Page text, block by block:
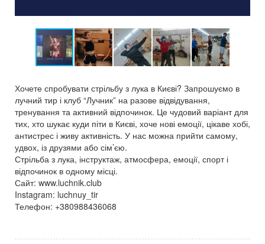
Хочете спробувати стрільбу з лука в Києві? Запрошуємо в
лучний тир і клуб “Лучник” на разове відвідування,
тренування та активний відпочинок. Це чудовий варіант для
тих, хто шукає куди піти в Києві, хоче нові емоції, цікаве хобі,
антистрес і живу активність. У нас можна прийти самому,
удвох, із друзями або сім’єю.
Стрільба з лука, інструктаж, атмосфера, емоції, спорт і
відпочинок в одному місці.
Сайт: www.luchnik.club
Instagram: luchnuy_tir
Телефон: +380988436068